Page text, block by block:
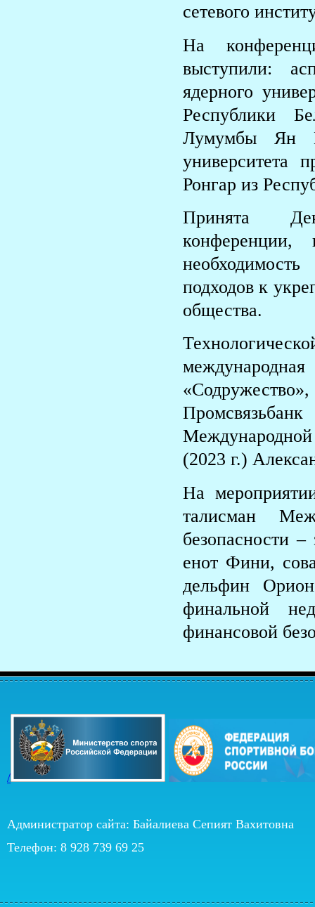
сетевого
На
выступили:
ядерного
Республики
Лумумбы Ян
университета
Ронгар из
Принята
подходов к
общества.
(2023 г.)
На
талисман
безопасности
енот Фини,
дельфин
финальной
финансовой
/
Администратор сайта: Байалиева Сепият Вахитовна
Телефон: 8 928 739 69 25